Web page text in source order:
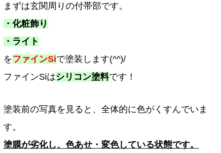
まずは玄関周りの付帯部です。
・化粧飾り
・ライト
を ファインSiで塗装します(^^)/
ファインSiはシリコン塗料です！
塗装前の写真を見ると、全体的に色がくすんでいま
す。
塗膜が劣化し、色あせ・変色している状態です。